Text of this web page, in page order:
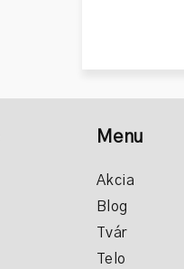
Menu
Akcia
Blog
Tvár
Telo